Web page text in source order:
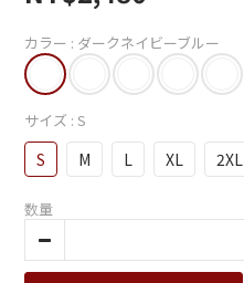
カラー : ダークネイビーブルー
サイズ : S
S M L XL 2XL
数量